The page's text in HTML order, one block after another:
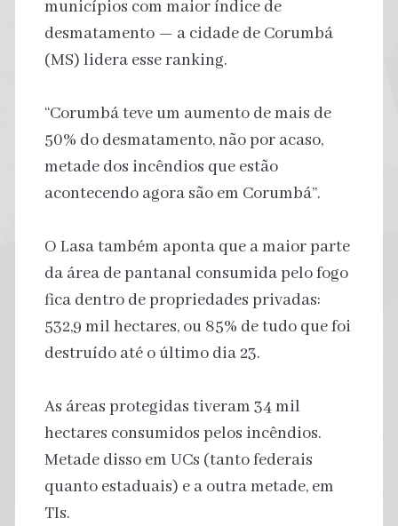
municípios com maior índice de
desmatamento — a cidade de Corumbá
(MS) lidera esse ranking.
“Corumbá teve um aumento de mais de
50% do desmatamento, não por acaso,
metade dos incêndios que estão
acontecendo agora são em Corumbá”.
O Lasa também aponta que a maior parte
da área de pantanal consumida pelo fogo
fica dentro de propriedades privadas:
532,9 mil hectares, ou 85% de tudo que foi
destruído até o último dia 23.
As áreas protegidas tiveram 34 mil
hectares consumidos pelos incêndios.
Metade disso em UCs (tanto federais
quanto estaduais) e a outra metade, em
TIs.